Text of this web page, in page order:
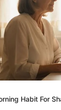
Habit For